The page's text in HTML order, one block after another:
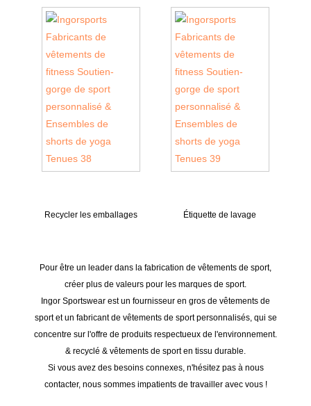
Recycler les emballages Étiquette de lavage
Pour être un leader dans la fabrication de vêtements de sport,
créer plus de valeurs pour les marques de sport.
Ingor Sportswear est un fournisseur en gros de vêtements de
sport et un fabricant de vêtements de sport personnalisés, qui se
concentre sur l'offre de produits respectueux de l'environnement.
& recyclé & vêtements de sport en tissu durable.
Si vous avez des besoins connexes, n'hésitez pas à nous
contacter, nous sommes impatients de travailler avec vous !